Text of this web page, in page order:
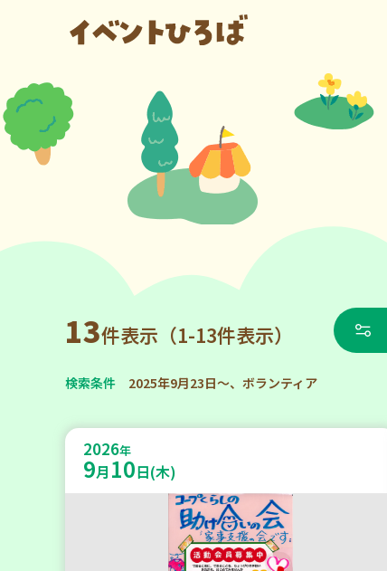
13件表示（1-13件表示）
検索条件 2025年9月23日～、ボランティア
2026年
9月 10日(木)